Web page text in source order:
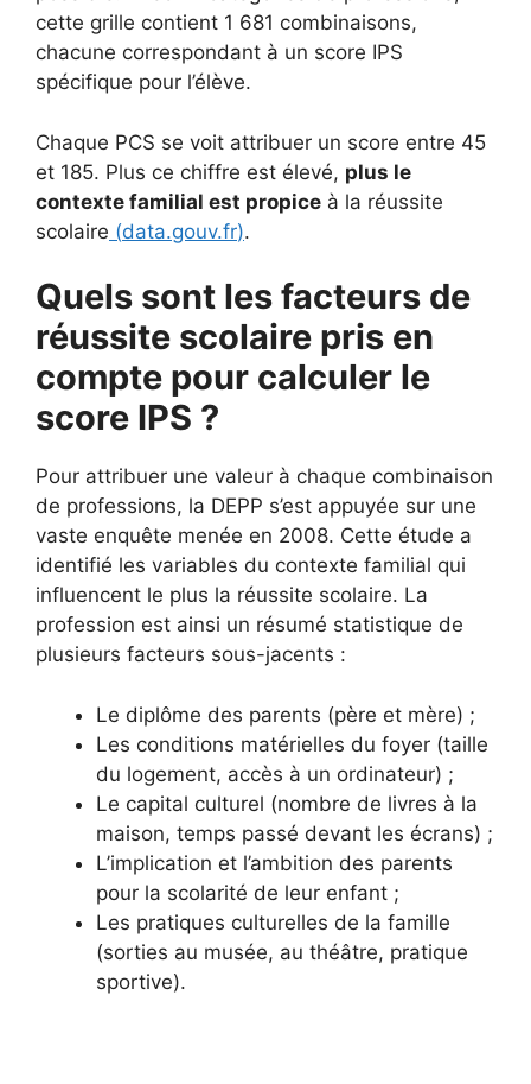
cette grille contient 1 681 combinaisons,
chacune correspondant à un score IPS
spécifique pour l’élève.
Chaque PCS se voit attribuer un score entre 45
et 185. Plus ce chiffre est élevé, plus le
contexte familial est propice à la réussite
scolaire (data.gouv.fr).
Quels sont les facteurs de
réussite scolaire pris en
compte pour calculer le
score IPS ?
Pour attribuer une valeur à chaque combinaison
de professions, la DEPP s’est appuyée sur une
vaste enquête menée en 2008. Cette étude a
identifié les variables du contexte familial qui
influencent le plus la réussite scolaire. La
profession est ainsi un résumé statistique de
plusieurs facteurs sous-jacents :
Le diplôme des parents (père et mère) ;
Les conditions matérielles du foyer (taille
du logement, accès à un ordinateur) ;
Le capital culturel (nombre de livres à la
maison, temps passé devant les écrans) ;
L’implication et l’ambition des parents
pour la scolarité de leur enfant ;
Les pratiques culturelles de la famille
(sorties au musée, au théâtre, pratique
sportive).